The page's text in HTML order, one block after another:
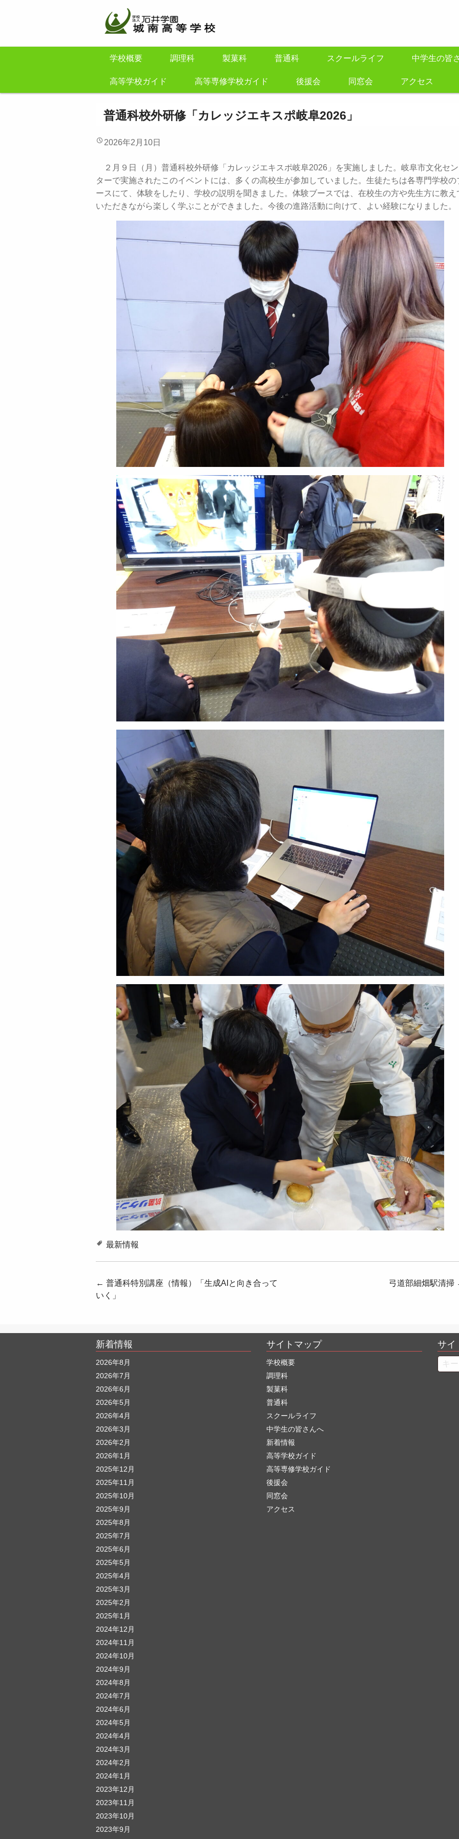
学校概要 調理科 製菓科 普通科 スクールライフ 中学生の皆
高等学校ガイド 高等専修学校ガイド 後援会 同窓会 アクセス
普通科校外研修「カレッジエキスポ岐阜2026」
2026年2月10日
２月９日（月）普通科校外研修「カレッジエキスポ岐阜2026」を実施しました。岐阜市文化セン
ターで実施されたこのイベントには、多くの高校生が参加していました。生徒たちは各専門学校の
ースにて、体験をしたり、学校の説明を聞きました。体験ブースでは、在校生の方や先生方に教え
いただきながら楽しく学ぶことができました。今後の進路活動に向けて、よい経験になりました。
最新情報
投
稿
ビ
ゲ
ー
シ
ョ
ン
← 普通科特別講座（情報）「生成AIと向き合って
いく」
弓道部細畑駅清掃
新着情報
2026年8月
2026年7月
2026年6月
2026年5月
2026年4月
2026年3月
2026年2月
2026年1月
2025年12月
2025年11月
2025年10月
2025年9月
2025年8月
2025年7月
2025年6月
2025年5月
2025年4月
2025年3月
2025年2月
2025年1月
2024年12月
2024年11月
2024年10月
2024年9月
2024年8月
2024年7月
2024年6月
2024年5月
2024年4月
2024年3月
2024年2月
2024年1月
2023年12月
2023年11月
2023年10月
2023年9月
サイトマップ
学校概要
調理科
製菓科
普通科
スクールライフ
中学生の皆さんへ
新着情報
高等学校ガイド
高等専修学校ガイド
後援会
同窓会
アクセス
サイ
Search